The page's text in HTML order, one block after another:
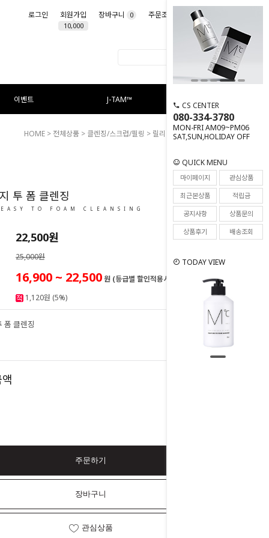
로그인 회원가입
10,000
장바구니 0 주문조회 마이페이지
이벤트 J-TAM™
CS CENTER
080-334-3780
MON-FRI AM09~PM06
SAT,SUN,HOLIDAY OFF
QUICK MENU
마이페이지
관심상품
최근본상품
적립금
공지사항
상품문의
상품후기
배송조회
TODAY VIEW
HOME > 전체상품 > 클렌징/스크럽/필링 > 릴리프 이지 투 폼 클렌징
16
투 폼 클렌징
TO FOAM CLEANSING
22,500원
25,000원
16,900 ~ 22,500원 (등급별 할인적용시)
1,120원 (5%)
폼 클렌징
주문하기
장바구니
관심상품